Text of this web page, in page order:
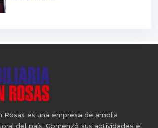
Rosas es una empresa de amplia
del país. Comenzó sus actividades el